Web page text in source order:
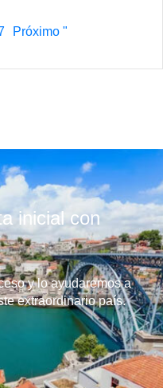
Próximo "
inicial con
y lo ayudaremos a
extraordinario país.